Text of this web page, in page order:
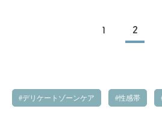
1 2
デリケートゾーンケア 性感帯